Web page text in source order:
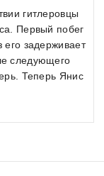
гитлеровцы
Первый побег
задерживает
следующего
Теперь Янис